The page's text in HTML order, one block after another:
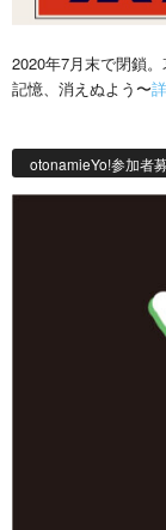
2020年7月末で閉鎖
記憶、消えぬよう〜
otonamieYo!参加者